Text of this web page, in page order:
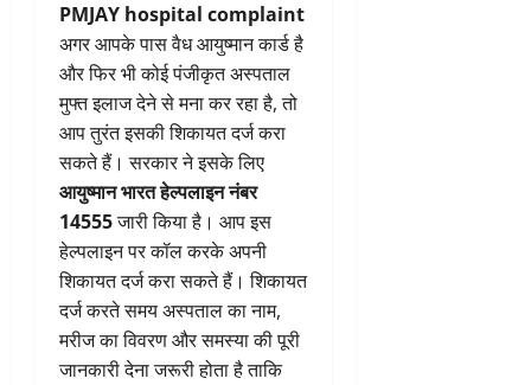
PMJAY hospital complaint
अगर आपके पास वैध आयुष्मान कार्ड है
और फिर भी कोई पंजीकृत अस्पताल
मुफ्त इलाज देने से मना कर रहा है, तो
आप तुरंत इसकी शिकायत दर्ज करा
सकते हैं। सरकार ने इसके लिए
आयुष्मान भारत हेल्पलाइन नंबर
14555जारी किया है। आप इस
हेल्पलाइन पर कॉल करके अपनी
शिकायत दर्ज करा सकते हैं। शिकायत
दर्ज करते समय अस्पताल का नाम,
मरीज का विवरण और समस्या की पूरी
जानकारी देना जरूरी होता है ताकि